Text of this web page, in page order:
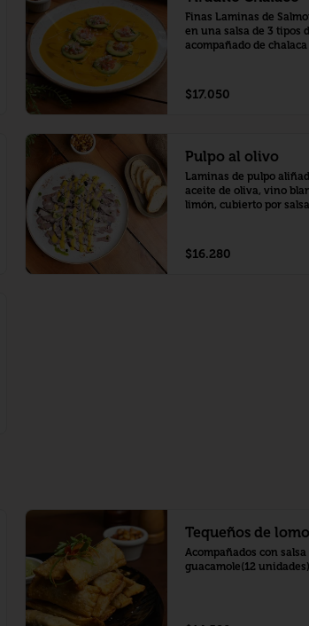
Finas Laminas de
en una salsa de 3 tipos
acompañado de chalaca
$17.050
Pulpo al olivo
Laminas de pulpo
aceite de oliva, vino
limón, cubierto por
de aceite de cilantro
$16.280
Tequeños de lomo
Acompañados con salsa
guacamole(12 unidades)